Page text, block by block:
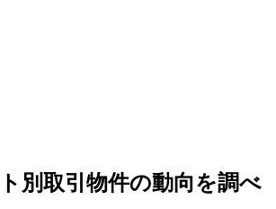
別取引物件の動向を調べ